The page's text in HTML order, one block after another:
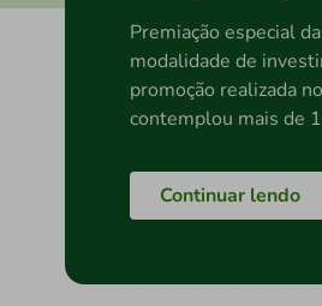
Premiação especial
modalidade de
promoção realizada
contemplou mais de
Continuar lendo